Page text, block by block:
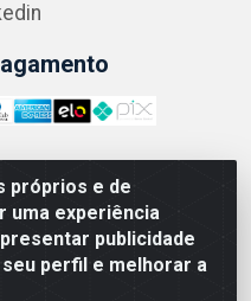
próprios e de
uma experiência
publicidade
perfil e melhorar a
LTDA - CNPJ:
Lobo Júnior, 1045 -
- RJ - CEP 21020-124